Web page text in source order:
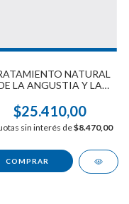
NATURAL
LA ANGUSTIA Y LA
$25.410,00
sin interés de$8.470,00